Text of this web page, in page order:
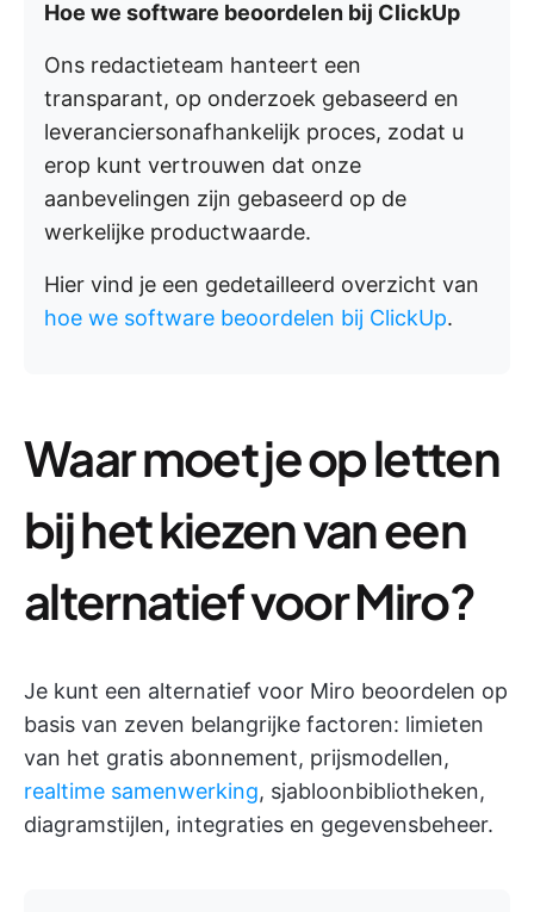
Hoe we software beoordelen bij ClickUp
Ons redactieteam hanteert een
transparant, op onderzoek gebaseerd en
leveranciersonafhankelijk proces, zodat u
erop kunt vertrouwen dat onze
aanbevelingen zijn gebaseerd op de
werkelijke productwaarde.
Hier vind je een gedetailleerd overzicht van
hoe we software beoordelen bij ClickUp.
Waar moet je op letten
bij het kiezen van een
alternatief voor Miro?
Je kunt een alternatief voor Miro beoordelen op
basis van zeven belangrijke factoren: limieten
van het gratis abonnement, prijsmodellen,
realtime samenwerking, sjabloonbibliotheken,
diagramstijlen, integraties en gegevensbeheer.